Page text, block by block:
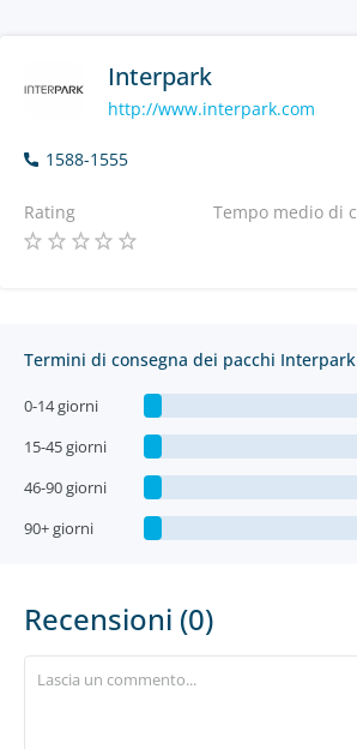
Interpark
http://www.interpark.com
1588-1555
Rating Tempo medio di
Termini di consegna dei pacchi Interpark
0-14 giorni
15-45 giorni
46-90 giorni
90+ giorni
Recensioni (0)